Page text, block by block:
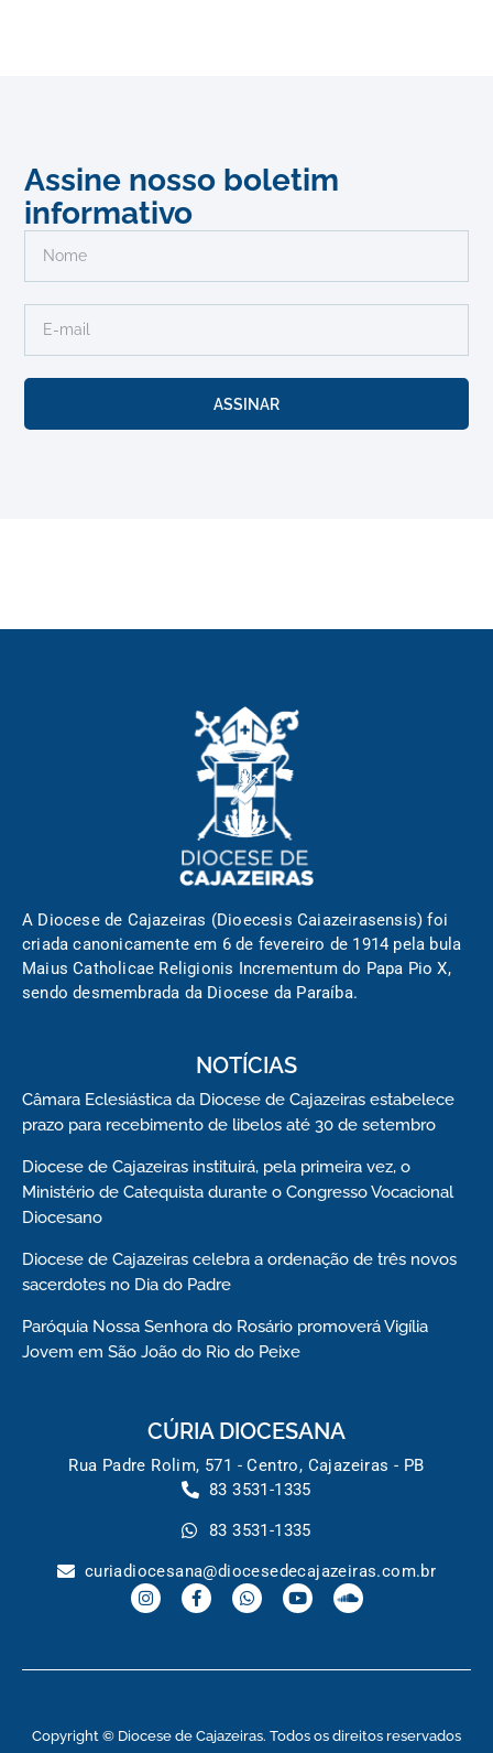
Assine nosso boletim
informativo
ASSINAR
A Diocese de Cajazeiras (Dioecesis Caiazeirasensis) foi
criada canonicamente em 6 de fevereiro de 1914 pela bula
Maius Catholicae Religionis Incrementum do Papa Pio X,
sendo desmembrada da Diocese da Paraíba.
NOTÍCIAS
Câmara Eclesiástica da Diocese de Cajazeiras estabelece
prazo para recebimento de libelos até 30 de setembro
Diocese de Cajazeiras instituirá, pela primeira vez, o
Ministério de Catequista durante o Congresso Vocacional
Diocesano
Diocese de Cajazeiras celebra a ordenação de três novos
sacerdotes no Dia do Padre
Paróquia Nossa Senhora do Rosário promoverá Vigília
Jovem em São João do Rio do Peixe
CÚRIA DIOCESANA
Rua Padre Rolim, 571 - Centro, Cajazeiras - PB
83 3531-1335
83 3531-1335
curiadiocesana@diocesedecajazeiras.com.br
Copyright © Diocese de Cajazeiras. Todos os direitos reservados